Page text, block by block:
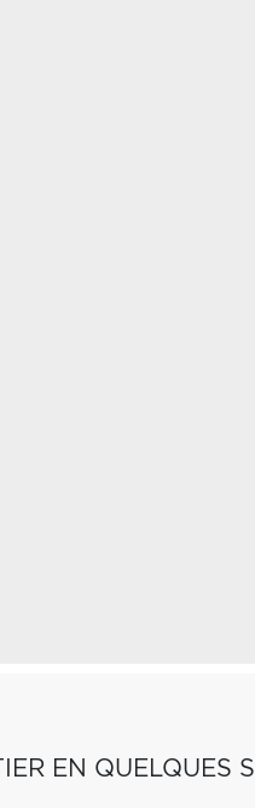
EN QUELQUES